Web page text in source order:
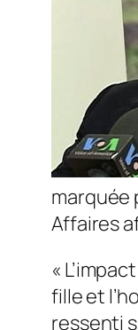
marquée
Affaires
«
fille et
ressenti